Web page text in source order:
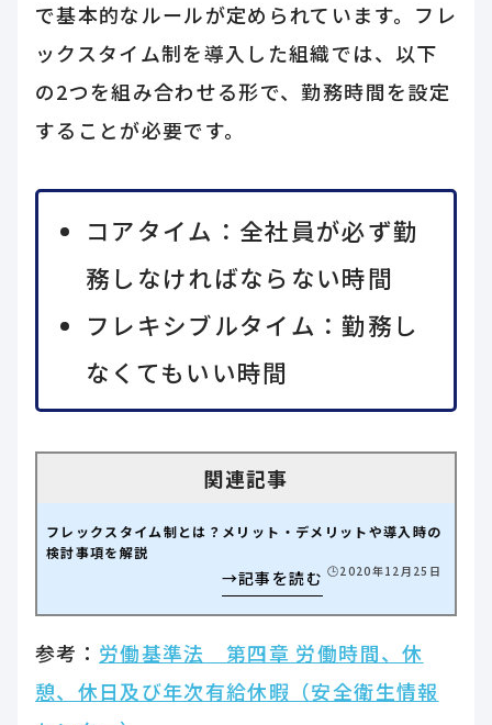
で基本的なルールが定められています。フレ
ックスタイム制を導入した組織では、以下
の2つを組み合わせる形で、勤務時間を設定
することが必要です。
コアタイム：全社員が必ず勤
務しなければならない時間
フレキシブルタイム：勤務し
なくてもいい時間
フレックスタイム制とは？メリット・デメリットや導入時の
検討事項を解説
🕒️2020年12月25日
参考： 労働基準法 第四章 労働時間、休
憩、休日及び年次有給休暇（安全衛生情報